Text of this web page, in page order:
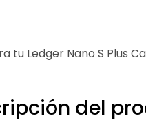
tu Ledger Nano S Plus
del